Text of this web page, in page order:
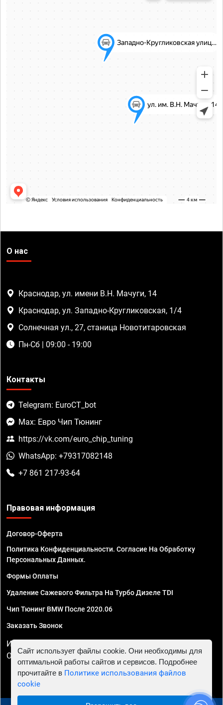
О нас
Краснодар, ул. имени В.Н. Мачуги, 14
Краснодар, ул. Западно-Кругликовская, 1/4
Солнечная ул., 27, станица Новотитаровская
Пн-Сб | 09:00 - 19:00
Контакты
Telegram: EuroCT_bot
Max: Евро Чип Тюнинг
https://vk.com/euro_chip_tuning
WhatsApp: +79317082148
+7 861 217-93-64
Правовая информация
Договор-Оферта
Политика Конфиденциальности. Согласие На Обработку
Персональных Данных.
Формы Оплаты
Удаление Сажевого Фильтра На Турбо Дизеле TDI
Чип Тюнинг BMW После 2020.06
Заказать Звонок
ИП Смирнов Георгий Павлович. ИНН 781302555843,
ОГРНИП 324470400032610
Сайт использует файлы cookie. Они необходимы для
оптимальной работы сайтов и сервисов. Подробнее
прочитайте в Политике использования файлов
cookie